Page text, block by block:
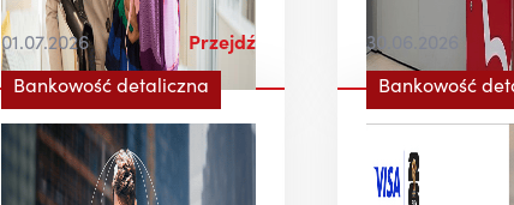
Banku Pekao S.A.
Na dzieci czekają
też dodatkowe
finansowe bonusy
01.07.2026 Przejdź
z
gotówki
30.06.2026
Bankowość detaliczna Bankowość